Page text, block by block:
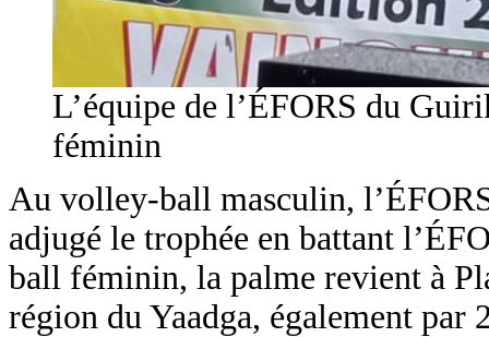
L’équipe de l’ÉFORS du
féminin
Au volley-ball masculin,
adjugé le trophée en battant
ball féminin, la palme revient à
région du Yaadga, également par